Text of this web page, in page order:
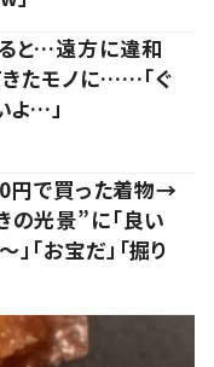
と…遠方に違和
きたモノに……「ぐ
よ…」
円で買った着物→
光景”に「良い
「お宝だ」「掘り